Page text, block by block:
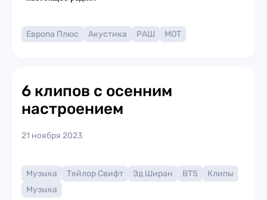
Европа Плюс Акустика РАШ МОТ
6 клипов с осенним
настроением
21 ноября 2023
Музыка Тейлор Свифт Эд Ширан BTS
Клипы
Музыка